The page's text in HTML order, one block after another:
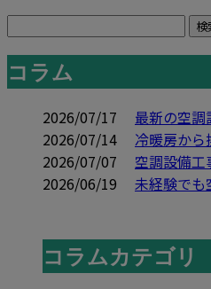
コラム
2026/07/17
最新の空
2026/07/14
冷暖房か
2026/07/07
空調設備
2026/06/19
未経験で
コラムカテゴリ